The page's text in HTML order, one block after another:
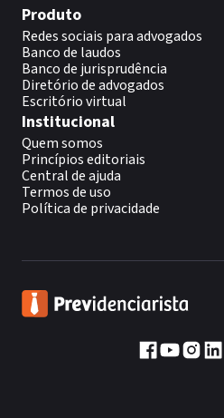
Produto
Redes sociais para advogados
Banco de laudos
Banco de jurisprudência
Diretório de advogados
Escritório virtual
Institucional
Quem somos
Princípios editoriais
Central de ajuda
Termos de uso
Política de privacidade